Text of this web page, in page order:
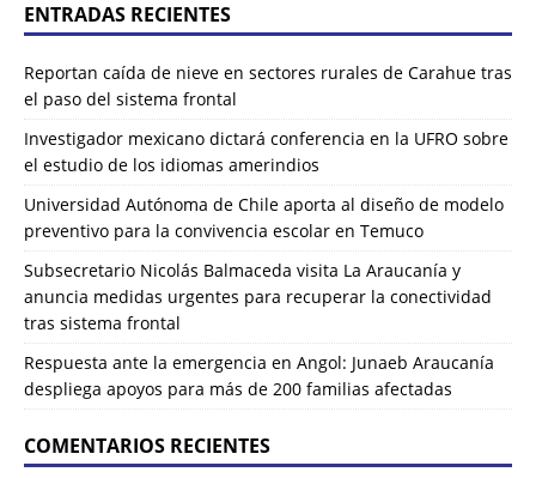
ENTRADAS RECIENTES
Reportan caída de nieve en sectores rurales de Carahue tras
el paso del sistema frontal
Investigador mexicano dictará conferencia en la UFRO sobre
el estudio de los idiomas amerindios
Universidad Autónoma de Chile aporta al diseño de modelo
preventivo para la convivencia escolar en Temuco
Subsecretario Nicolás Balmaceda visita La Araucanía y
anuncia medidas urgentes para recuperar la conectividad
tras sistema frontal
Respuesta ante la emergencia en Angol: Junaeb Araucanía
despliega apoyos para más de 200 familias afectadas
COMENTARIOS RECIENTES